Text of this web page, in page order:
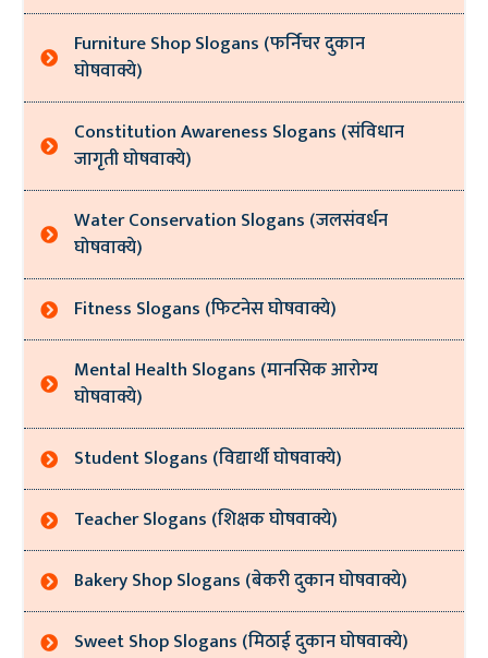
Furniture Shop Slogans (फर्निचर दुकान
घोषवाक्ये)
Constitution Awareness Slogans (संविधान
जागृती घोषवाक्ये)
Water Conservation Slogans (जलसंवर्धन
घोषवाक्ये)
Fitness Slogans (फिटनेस घोषवाक्ये)
Mental Health Slogans (मानसिक आरोग्य
घोषवाक्ये)
Student Slogans (विद्यार्थी घोषवाक्ये)
Teacher Slogans (शिक्षक घोषवाक्ये)
Bakery Shop Slogans (बेकरी दुकान घोषवाक्ये)
Sweet Shop Slogans (मिठाई दुकान घोषवाक्ये)